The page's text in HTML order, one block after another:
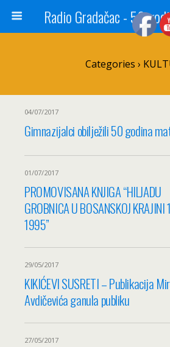
Categories ›
04/07/2017
Gimnazijalci obilježili 50 godina
01/07/2017
PROMOVISANA KNJIGA “HILJADU
GROBNICA U BOSANSKOJ
1995”
29/05/2017
KIKIĆEVI SUSRETI – Publikacija
Avdičevića ganula publiku
27/05/2017